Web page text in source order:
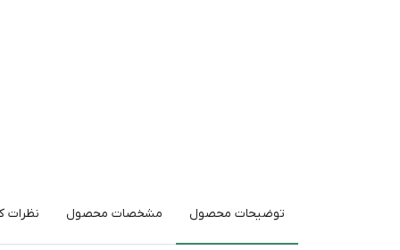
توضیحات محصول مشخصات محصول نظرات